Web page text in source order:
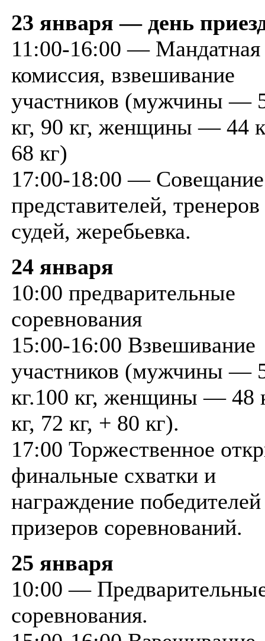
23 января — день
11:00-16:00 — Мандатная
комиссия, взвешивание
участников (мужчины —
кг, 90 кг, женщины — 44
68 кг)
17:00-18:00 — Совещание
представителей,
судей, жеребьевка.
24 января
10:00 предварительные
соревнования
15:00-16:00 Взвешивание
участников (мужчины —
кг.100 кг, женщины — 48
кг, 72 кг, + 80 кг).
17:00 Торжественное
финальные схватки и
награждение
призеров соревнований.
25 января
10:00 —
соревнования.